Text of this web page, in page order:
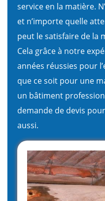
service en la matière.
et n’importe quelle
peut le satisfaire de la
Cela grâce à notre
années réussies pour
que ce soit pour une
un bâtiment
demande de devis
aussi.